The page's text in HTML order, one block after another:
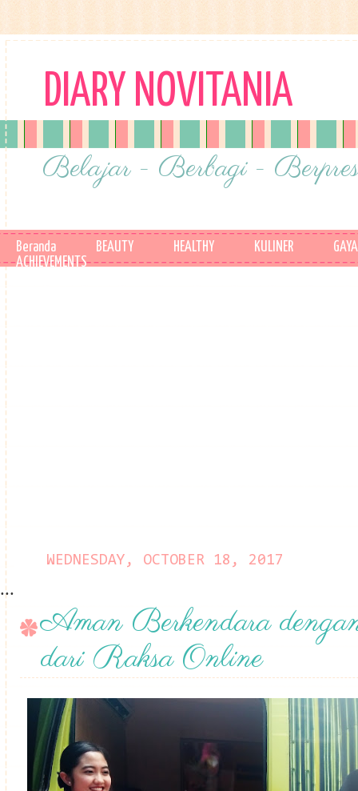
DIARY NOVITANIA
Belajar - Berbagi -
Beranda BEAUTY HEALTHY KULINER
ACHIEVEMENTS
WEDNESDAY, OCTOBER 18, 2017
...
Aman Berkendara
dari Raksa Online